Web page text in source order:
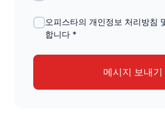
오피스타의 개인정보 처리방침
합니다 *
메시지 보내기